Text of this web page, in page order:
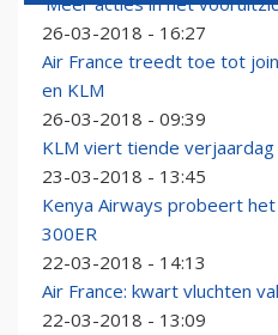
26-03-2018 - 16:27
Air France treedt toe tot
en KLM
26-03-2018 - 09:39
KLM viert tiende
23-03-2018 - 13:45
Kenya Airways probeert
300ER
22-03-2018 - 14:13
Air France: kwart vluchten
22-03-2018 - 13:09